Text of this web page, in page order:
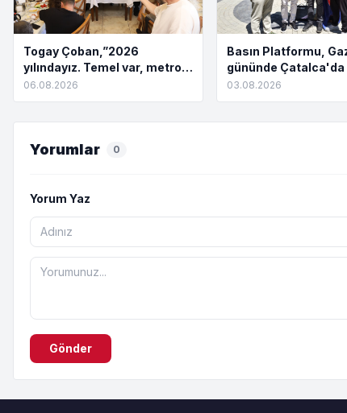
Togay Çoban,”2026
yılındayız. Temel var, metro
yok. Açılış töreni var, hizmet
yok”
06.08.2026
Basın Platformu,
gününde Çatalca'da
03.08.2026
Yorumlar 0
Yorum Yaz
Gönder